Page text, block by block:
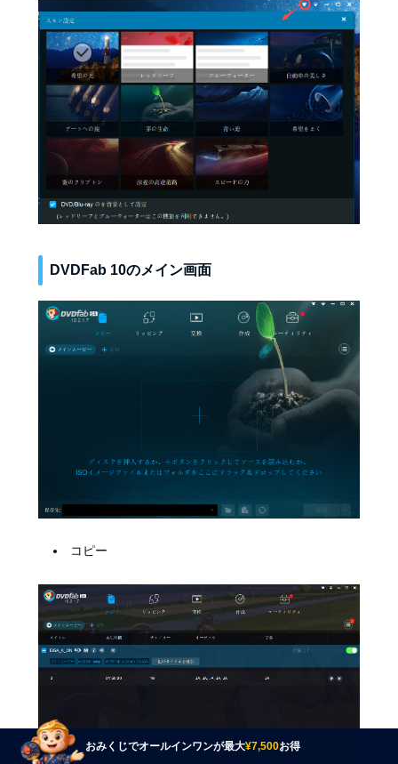
DVDFab 10のメイン画面
コピー
おみくじでオールインワンが最大¥7,500お得